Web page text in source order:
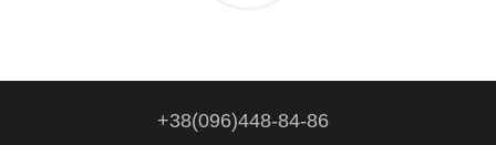
+38(096)448-84-86